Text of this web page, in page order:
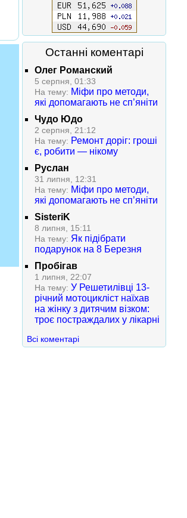
Останні коментарі
Олег Романский
5 серпня, 01:33
На тему: Міфи про методи,
які допомагають не сп’яніти
Чудо Юдо
2 серпня, 21:12
На тему: Ремонт доріг: гроші
є, робити — нікому
Руслан
31 липня, 12:31
На тему: Міфи про методи,
які допомагають не сп’яніти
SisteriK
8 липня, 15:11
На тему: Як підібрати
подарунок на 8 Березня
Пробігав
1 липня, 22:07
На тему: У Решетилівці 13-
річний мотоцикліст наїхав
на жінку з дитячим візком:
троє постраждалих у лікарні
Всі коментарі